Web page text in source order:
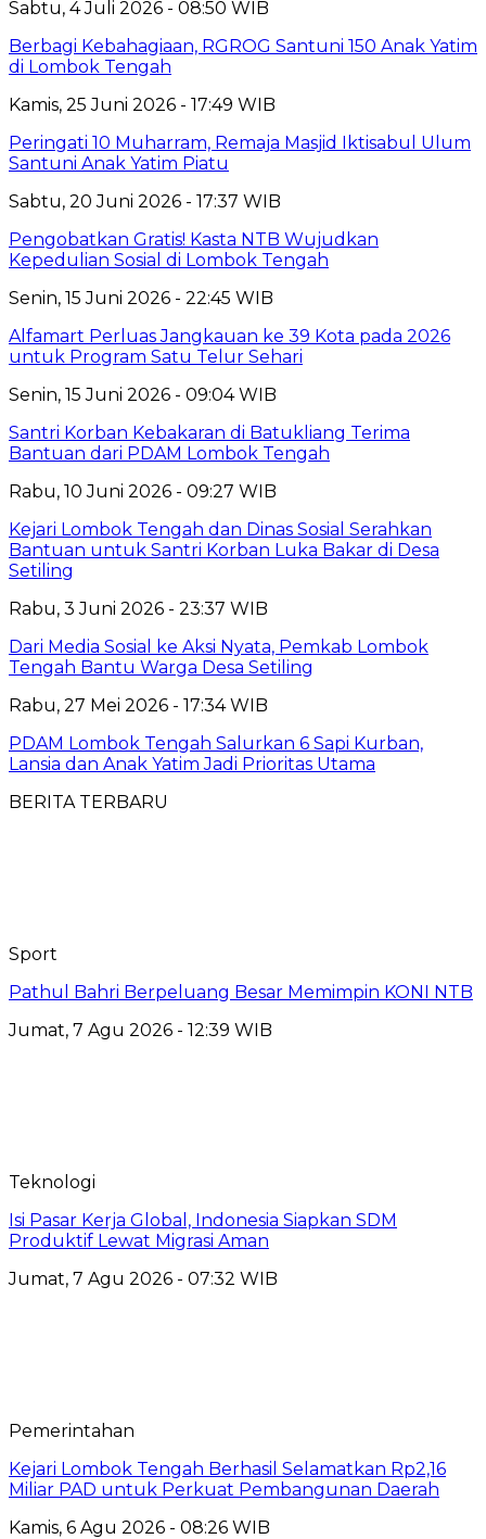
Sabtu, 4 Juli 2026 - 08:50 WIB
Berbagi Kebahagiaan, RGROG Santuni 150 Anak Yatim
di Lombok Tengah
Kamis, 25 Juni 2026 - 17:49 WIB
Peringati 10 Muharram, Remaja Masjid Iktisabul Ulum
Santuni Anak Yatim Piatu
Sabtu, 20 Juni 2026 - 17:37 WIB
Pengobatkan Gratis! Kasta NTB Wujudkan
Kepedulian Sosial di Lombok Tengah
Senin, 15 Juni 2026 - 22:45 WIB
Alfamart Perluas Jangkauan ke 39 Kota pada 2026
untuk Program Satu Telur Sehari
Senin, 15 Juni 2026 - 09:04 WIB
Santri Korban Kebakaran di Batukliang Terima
Bantuan dari PDAM Lombok Tengah
Rabu, 10 Juni 2026 - 09:27 WIB
Kejari Lombok Tengah dan Dinas Sosial Serahkan
Bantuan untuk Santri Korban Luka Bakar di Desa
Setiling
Rabu, 3 Juni 2026 - 23:37 WIB
Dari Media Sosial ke Aksi Nyata, Pemkab Lombok
Tengah Bantu Warga Desa Setiling
Rabu, 27 Mei 2026 - 17:34 WIB
PDAM Lombok Tengah Salurkan 6 Sapi Kurban,
Lansia dan Anak Yatim Jadi Prioritas Utama
BERITA TERBARU
Sport
Pathul Bahri Berpeluang Besar Memimpin KONI NTB
Jumat, 7 Agu 2026 - 12:39 WIB
Teknologi
​Isi Pasar Kerja Global, Indonesia Siapkan SDM
Produktif Lewat Migrasi Aman
Jumat, 7 Agu 2026 - 07:32 WIB
Pemerintahan
Kejari Lombok Tengah Berhasil Selamatkan Rp2,16
Miliar PAD untuk Perkuat Pembangunan Daerah
Kamis, 6 Agu 2026 - 08:26 WIB